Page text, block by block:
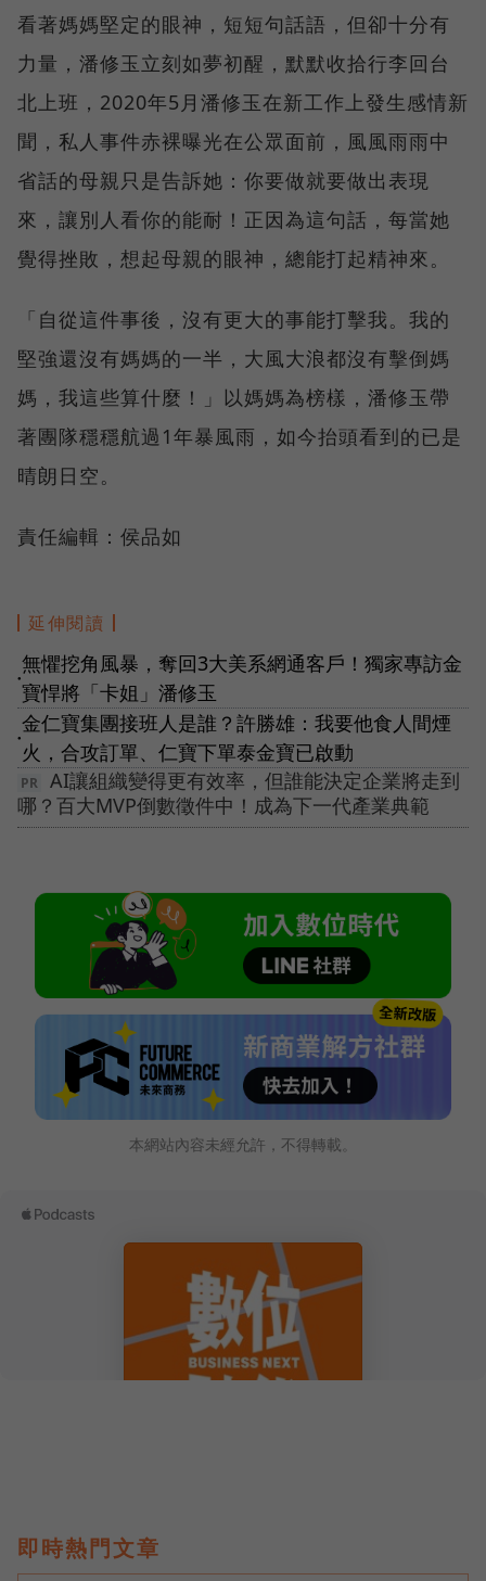
看著媽媽堅定的眼神，短短句話語，但卻十分有
力量，潘修玉立刻如夢初醒，默默收拾行李回台
北上班，2020年5月潘修玉在新工作上發生感情新
聞，私人事件赤裸曝光在公眾面前，風風雨雨中
省話的母親只是告訴她：你要做就要做出表現
來，讓別人看你的能耐！正因為這句話，每當她
覺得挫敗，想起母親的眼神，總能打起精神來。
「自從這件事後，沒有更大的事能打擊我。我的
堅強還沒有媽媽的一半，大風大浪都沒有擊倒媽
媽，我這些算什麼！」以媽媽為榜樣，潘修玉帶
著團隊穩穩航過1年暴風雨，如今抬頭看到的已是
晴朗日空。
責任編輯：侯品如
延伸閱讀
●
無懼挖角風暴，奪回3大美系網通客戶！獨家專訪金
寶悍將「卡姐」潘修玉
●
金仁寶集團接班人是誰？許勝雄：我要他食人間煙
火，合攻訂單、仁寶下單泰金寶已啟動
AI讓組織變得更有效率，但誰能決定企業將走到
哪？百大MVP倒數徵件中！成為下一代產業典範
本網站內容未經允許，不得轉載。
即時熱門文章